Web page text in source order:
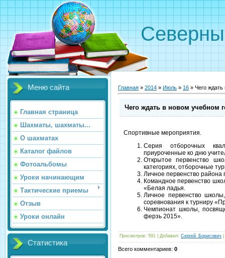
Меню сайта
Главная страница
Шахматы, шахматы...
О шахматах
Каталог файлов
Фотоальбомы
Уроки начинающим
Тактические приемы
Отзыв
Уроки онлайн
Статистика
Главная » 2014 » Июль » 16 » Чего
Чего ждать в новом учебном
Спортивные мероприятия.
Серия отборочных
приуроченные ко дню
Открытое первенство
категориях, отборочные
Личное первенство района
Командное первенство
«Белая ладья.
Личное первенство
соревнования к турниру
Чемпионат школы,
ферзь 2015».
Просмотров: 591 | Добавил: Сергей_Борисович
Всего комментариев: 0